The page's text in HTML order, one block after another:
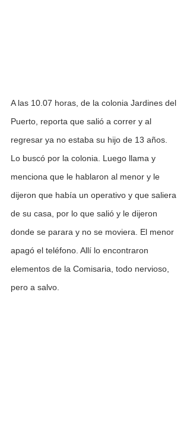
A las 10.07 horas, de la colonia Jardines del
Puerto, reporta que salió a correr y al
regresar ya no estaba su hijo de 13 años.
Lo buscó por la colonia. Luego llama y
menciona que le hablaron al menor y le
dijeron que había un operativo y que saliera
de su casa, por lo que salió y le dijeron
donde se parara y no se moviera. El menor
apagó el teléfono. Allí lo encontraron
elementos de la Comisaria, todo nervioso,
pero a salvo.